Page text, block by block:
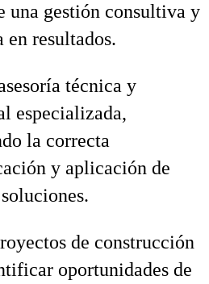
una gestión consultiva y
en resultados.
técnica y
especializada,
la correcta
y aplicación de
de construcción
oportunidades de